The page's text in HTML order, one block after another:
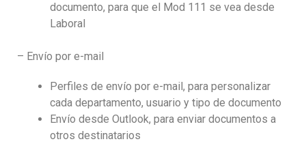
documento, para que el Mod 111 se vea desde
Laboral
– Envío por e-mail
Perfiles de envío por e-mail, para personalizar
cada departamento, usuario y tipo de documento
Envío desde Outlook, para enviar documentos a
otros destinatarios